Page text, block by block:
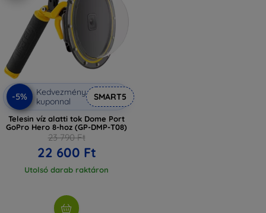
-5%
Kedvezmény
kuponnal
SMART5
Telesin víz alatti tok Dome Port
GoPro Hero 8-hoz (GP-DMP-T08)
23 790 Ft
22 600 Ft
Utolsó darab raktáron